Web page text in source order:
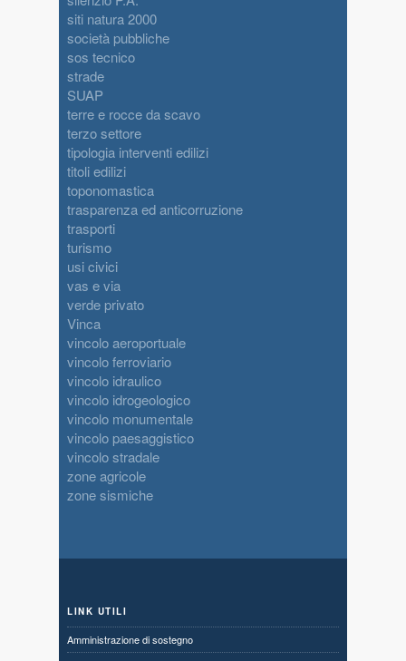
siti natura 2000
società pubbliche
sos tecnico
strade
SUAP
terre e rocce da scavo
terzo settore
tipologia interventi edilizi
titoli edilizi
toponomastica
trasparenza ed anticorruzione
trasporti
turismo
usi civici
vas e via
verde privato
Vinca
vincolo aeroportuale
vincolo ferroviario
vincolo idraulico
vincolo idrogeologico
vincolo monumentale
vincolo paesaggistico
vincolo stradale
zone agricole
zone sismiche
LINK UTILI
Amministrazione di sostegno